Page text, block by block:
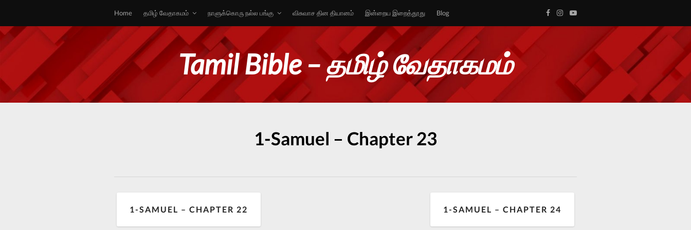
Home தமிழ் வேதாகமம் நாளுக்கொரு நல்ல பங்கு விசுவாச தின தியானம் இன்றைய இறைத்தூது Blog
Tamil Bible – தமிழ் வேதாகமம்
1-Samuel – Chapter 23
1-SAMUEL – CHAPTER 22 1-SAMUEL – CHAPTER 24